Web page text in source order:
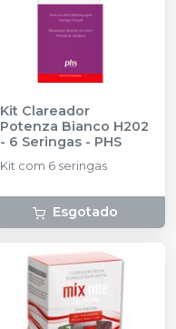
Kit Clareador
Potenza Bianco H202
- 6 Seringas - PHS
Kit com 6 seringas
Esgotado